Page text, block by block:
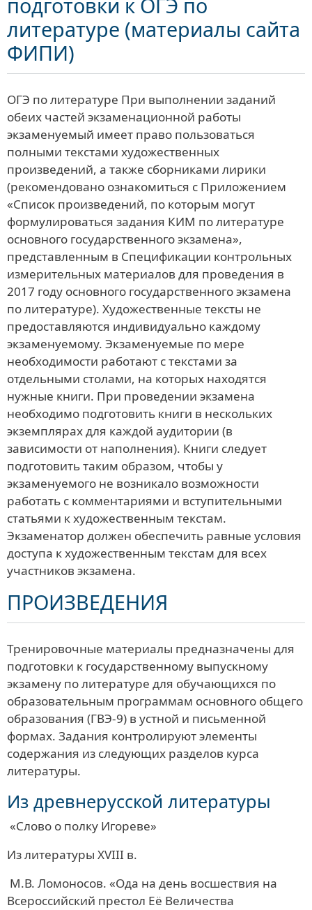
литературе (материалы сайта
ФИПИ)
ОГЭ по литературе При выполнении заданий
обеих частей экзаменационной работы
экзаменуемый имеет право пользоваться
полными текстами художественных
произведений, а также сборниками лирики
(рекомендовано ознакомиться с Приложением
«Список произведений, по которым могут
формулироваться задания КИМ по литературе
основного государственного экзамена»,
представленным в Спецификации контрольных
измерительных материалов для проведения в
2017 году основного государственного экзамена
по литературе). Художественные тексты не
предоставляются индивидуально каждому
экзаменуемому. Экзаменуемые по мере
необходимости работают с текстами за
отдельными столами, на которых находятся
нужные книги. При проведении экзамена
необходимо подготовить книги в нескольких
экземплярах для каждой аудитории (в
зависимости от наполнения). Книги следует
подготовить таким образом, чтобы у
экзаменуемого не возникало возможности
работать с комментариями и вступительными
статьями к художественным текстам.
Экзаменатор должен обеспечить равные условия
доступа к художественным текстам для всех
участников экзамена.
ПРОИЗВЕДЕНИЯ
Тренировочные материалы предназначены для
подготовки к государственному выпускному
экзамену по литературе для обучающихся по
образовательным программам основного общего
образования (ГВЭ-9) в устной и письменной
формах. Задания контролируют элементы
содержания из следующих разделов курса
литературы.
Из древнерусской литературы
«Слово о полку Игореве»
Из литературы XVIII в.
М.В. Ломоносов. «Ода на день восшествия на
Всероссийский престол Её Величества